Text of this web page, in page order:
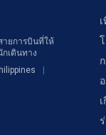
ายการบินที่ให้
เดินทาง